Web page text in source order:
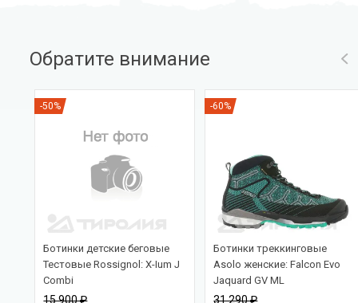
Обратите внимание
-50%
Ботинки детские беговые
Тестовые Rossignol: X-Ium J
Combi
15 900 ₽
-60%
Ботинки треккинговые
Asolo женские: Falcon Evo
Jaquard GV ML
31 290 ₽